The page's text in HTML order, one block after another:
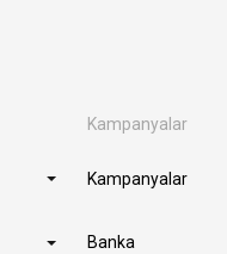
Kampanyalar
Kampanyalar
Banka